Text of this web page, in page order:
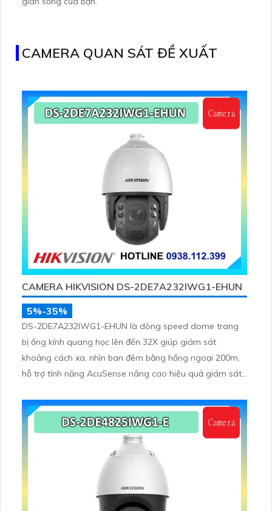
CAMERA QUAN SÁT ĐỀ XUẤT
CAMERA HIKVISION DS-2DE7A232IWG1-EHUN
5%-35%
DS-2DE7A232IWG1-EHUN là dòng speed dome trang
bị ống kính quang học lên đến 32X giúp giám sát
khoảng cách xa, nhìn ban đêm bằng hồng ngoại 200m,
hỗ trợ tính năng AcuSense nâng cao hiệu quả giám sát
learning